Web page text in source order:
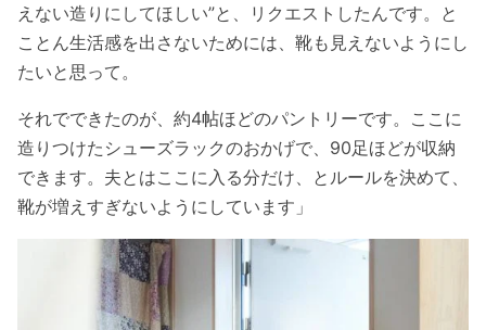
えない造りにしてほしい”と、リクエストしたんです。と
ことん生活感を出さないためには、靴も見えないようにし
たいと思って。
それでできたのが、約4帖ほどのパントリーです。ここに
造りつけたシューズラックのおかげで、90足ほどが収納
できます。夫とはここに入る分だけ、とルールを決めて、
靴が増えすぎないようにしています」